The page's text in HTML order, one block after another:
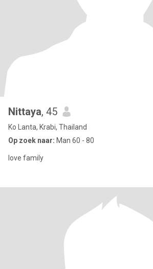
Nittaya, 45
Ko Lanta, Krabi, Thailand
Op zoek naar: Man 60 - 80
love family